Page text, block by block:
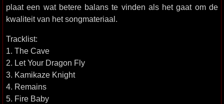
plaat een wat betere balans te vinden als het gaat om de
kwaliteit van het songmateriaal.
Tracklist:
1. The Cave
2. Let Your Dragon Fly
3. Kamikaze Knight
4. Remains
5. Fire Baby